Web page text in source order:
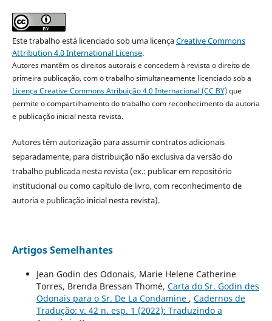
Este trabalho está licenciado sob uma licençaCreative Commons
Attribution 4.0 International License.
Autores mantêm os direitos autorais e concedem à revista o direito de
primeira publicação, com o trabalho simultaneamente licenciado sob a
Licença Creative Commons Atribuição 4.0 Internacional (CC BY)que
permite o compartilhamento do trabalho com reconhecimento da autoria
e publicação inicial nesta revista.
Autores têm autorização para assumir contratos adicionais
separadamente, para distribuição não exclusiva da versão do
trabalho publicada nesta revista (ex.: publicar em repositório
institucional ou como capítulo de livro, com reconhecimento de
autoria e publicação inicial nesta revista).
Artigos Semelhantes
Jean Godin des Odonais, Marie Helene Catherine
Torres, Brenda Bressan Thomé, Carta do Sr. Godin des
Odonais para o Sr. De La Condamine , Cadernos de
Tradução: v. 42 n. esp. 1 (2022): Traduzindo a